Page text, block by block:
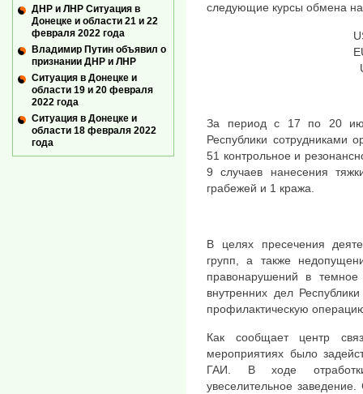
следующие курсы обмена
За период с 17 по 20
Республики сотрудниками
51 контрольное и
9 случаев нанесения
грабежей и 1 кража.
В целях пресечения
групп, а также
правонарушений в темное
внутренних дел
профилактическую
Как сообщает центр
мероприятиях было
ГАИ. В ходе
увеселительное
ДНР и ЛНР Ситуация в
Донецке и области 21 и 22
февраля 2022 года
Владимир Путин объявил о
признании ДНР и ЛНР
Ситуация в Донецке и
области 19 и 20 февраля
2022 года
Ситуация в Донецке и
области 18 февраля 2022
года